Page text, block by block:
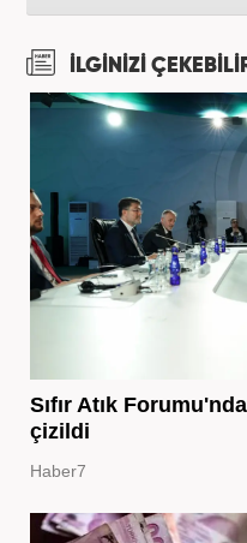
İLGİNİZİ
Sıfır Atık
çizildi
Haber7